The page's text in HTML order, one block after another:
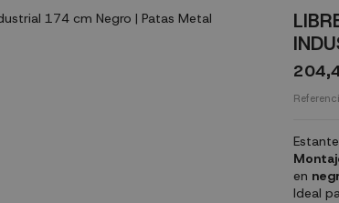
en
Ideal